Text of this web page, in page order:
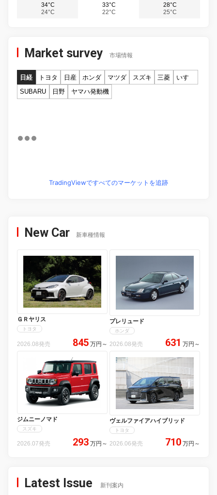
34°C
24°C
33°C
22°C
28°C
25°C
Market survey 市場情報
日経 トヨタ 日産 ホンダ マツダ スズキ 三菱
いすゞ
SUBARU
日野 ヤマハ発動機
TradingViewですべてのマーケットを追跡
New Car 新車種情報
ＧＲヤリス
トヨタ
2026.08発売 845 万円 ～
プレリュード
ホンダ
2026.08発売 631 万円 ～
ジムニーノマド
スズキ
2026.07発売 293 万円 ～
ヴェルファイアハイブリッド
トヨタ
2026.06発売 710 万円 ～
Latest Issue 新刊案内